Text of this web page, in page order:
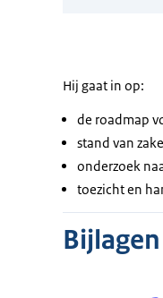
Hij gaat in op:
de roadmap
stand van
onderzoek
toezicht en
Bijlagen